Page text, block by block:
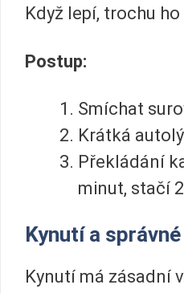
Když lepí, trochu
Postup:
Smíchat
Krátká
Překládání
minut, stačí
Kynutí a
Kynutí má zásadní